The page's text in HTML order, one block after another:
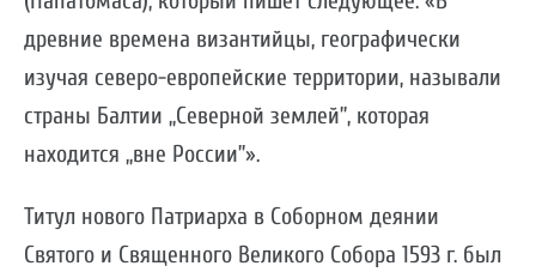
древние времена византийцы, географически
изучая северо-европейские территории, называли
страны Балтии „Северной землей”, которая
находится „вне России”».
Титул нового Патриарха в Соборном деянии
Святого и Священного Великого Собора 1593 г. был